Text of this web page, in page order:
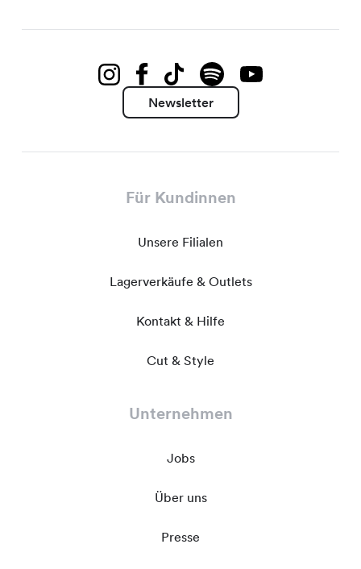
Newsletter
Für Kundinnen
Unsere Filialen
Lagerverkäufe & Outlets
Kontakt & Hilfe
Cut & Style
Unternehmen
Jobs
Über uns
Presse